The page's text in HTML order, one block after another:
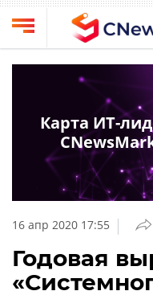
Выбрать
провайдера
Компании
обзоры
кабинет
О
CNews
Конференции
Техника
16 апр 2020 17:55 |
Годовая
Карта ИТ-